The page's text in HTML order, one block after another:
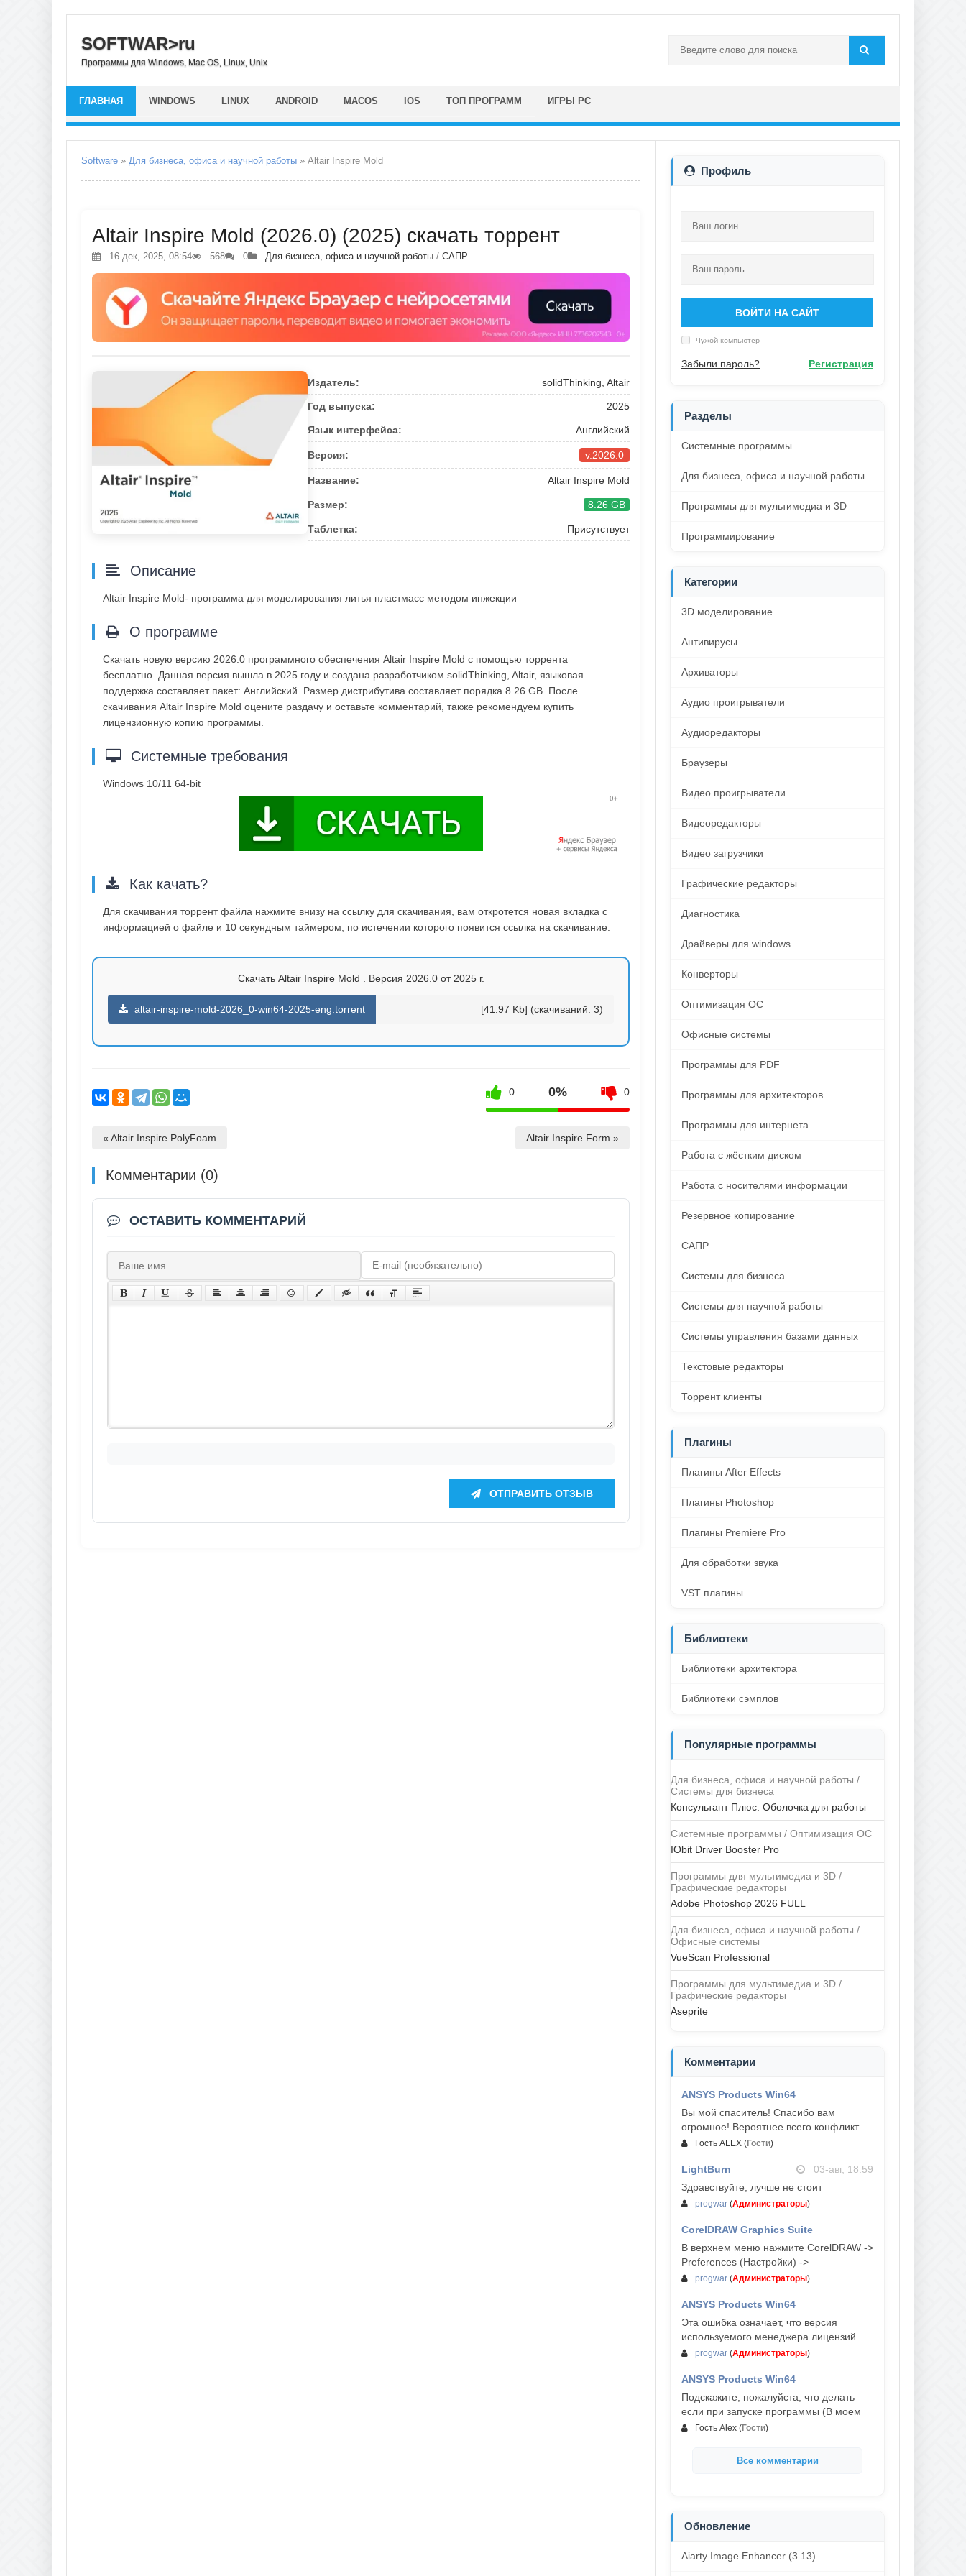
SOFTWAR>ru
Программы для Windows, Mac OS, Linux, Unix
ГЛАВНАЯ WINDOWS LINUX ANDROID MACOS IOS ТОП ПРОГРАММ ИГРЫ PC
Software » Для бизнеса, офиса и научной работы » Altair Inspire Mold
Altair Inspire Mold (2026.0) (2025) скачать торрент
16-дек, 2025, 08:54 568 0 Для бизнеса, офиса и научной работы / САПР
Издатель: solidThinking, Altair
Год выпуска: 2025
Язык интерфейса: Английский
Версия: v.2026.0
Название: Altair Inspire Mold
Размер: 8.26 GB
Таблетка: Присутствует
Описание
Altair Inspire Mold- программа для моделирования литья пластмасс методом инжекции
О программе
Скачать новую версию 2026.0 программного обеспечения Altair Inspire Mold с помощью торрента
бесплатно. Данная версия вышла в 2025 году и создана разработчиком solidThinking, Altair, языковая
поддержка составляет пакет: Английский. Размер дистрибутива составляет порядка 8.26 GB. После
скачивания Altair Inspire Mold оцените раздачу и оставьте комментарий, также рекомендуем купить
лицензионную копию программы.
Системные требования
Windows 10/11 64-bit
Как качать?
Для скачивания торрент файла нажмите внизу на ссылку для скачивания, вам откротется новая вкладка с
информацией о файле и 10 секундным таймером, по истечении которого появится ссылка на скачивание.
Скачать Altair Inspire Mold . Версия 2026.0 от 2025 г.
altair-inspire-mold-2026_0-win64-2025-eng.torrent [41.97 Kb] (cкачиваний: 3)
0 0% 0
« Altair Inspire PolyFoam Altair Inspire Form »
Комментарии (0)
ОСТАВИТЬ КОММЕНТАРИЙ
ОТПРАВИТЬ ОТЗЫВ
Профиль
ВОЙТИ НА САЙТ
Чужой компьютер
Забыли пароль? Регистрация
Разделы
Системные программы
Для бизнеса, офиса и научной работы
Программы для мультимедиа и 3D
Программирование
Категории
3D моделирование
Антивирусы
Архиваторы
Аудио проигрыватели
Аудиоредакторы
Браузеры
Видео проигрыватели
Видеоредакторы
Видео загрузчики
Графические редакторы
Диагностика
Драйверы для windows
Конверторы
Оптимизация ОС
Офисные системы
Программы для PDF
Программы для архитекторов
Программы для интернета
Работа с жёстким диском
Работа с носителями информации
Резервное копирование
САПР
Системы для бизнеса
Системы для научной работы
Системы управления базами данных
Текстовые редакторы
Торрент клиенты
Плагины
Плагины After Effects
Плагины Photoshop
Плагины Premiere Pro
Для обработки звука
VST плагины
Библиотеки
Библиотеки архитектора
Библиотеки сэмплов
Популярные программы
Для бизнеса, офиса и научной работы /
Системы для бизнеса
Консультант Плюс. Оболочка для работы
Системные программы / Оптимизация ОС
IObit Driver Booster Pro
Программы для мультимедиа и 3D /
Графические редакторы
Adobe Photoshop 2026 FULL
Для бизнеса, офиса и научной работы /
Офисные системы
VueScan Professional
Программы для мультимедиа и 3D /
Графические редакторы
Aseprite
Комментарии
ANSYS Products Win64
Вы мой спаситель! Спасибо вам
огромное! Вероятнее всего конфликт
Гость ALEX (Гости)
LightBurn
03-авг, 18:59
Здравствуйте, лучше не стоит
progwar (Администраторы)
CorelDRAW Graphics Suite
03-авг, 18:58
В верхнем меню нажмите CorelDRAW ->
Preferences (Настройки) ->
progwar (Администраторы)
ANSYS Products Win64
Эта ошибка означает, что версия
используемого менеджера лицензий
progwar (Администраторы)
ANSYS Products Win64
Подскажите, пожалуйста, что делать
если при запуске программы (В моем
Гость Alex (Гости)
Все комментарии
Обновление
Aiarty Image Enhancer (3.13)